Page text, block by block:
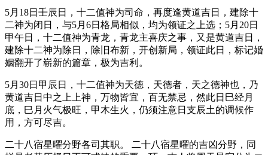
5月18日壬辰日，十二值神为司命，再度逢黄道吉日，建除十
二神为闭日，与5月6日格局相似，均为领证之上选；5月20日
甲午日，十二值神为青龙，青龙主喜庆之事，又是黄道吉日，
建除十二神为除日，除旧布新，开创新局，领证此日，标记婚
姻翻开了崭新的篇章，极为吉利。
5月30日甲辰日，十二值神为天德，天德者，天之德神也，乃
黄道吉日中之上上神，万物皆宜，百无禁忌，然此日巳经月
底，巳月火气极旺，甲木生火，仍须注意日支辰土的调候作
用，方可尽吉。
二十八宿星曜分野各司其职。 二十八宿星曜的吉凶分野，同